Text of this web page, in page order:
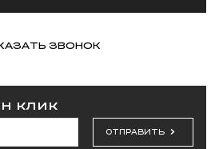
ЗВОНОК
клик
ОТПРАВИТЬ